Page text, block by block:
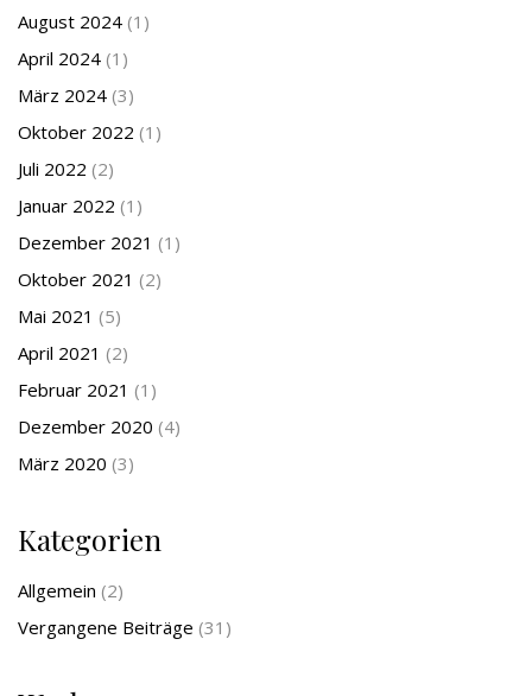
August 2024 (1)
April 2024 (1)
März 2024 (3)
Oktober 2022 (1)
Juli 2022 (2)
Januar 2022 (1)
Dezember 2021 (1)
Oktober 2021 (2)
Mai 2021 (5)
April 2021 (2)
Februar 2021 (1)
Dezember 2020 (4)
März 2020 (3)
Kategorien
Allgemein (2)
Vergangene Beiträge (31)